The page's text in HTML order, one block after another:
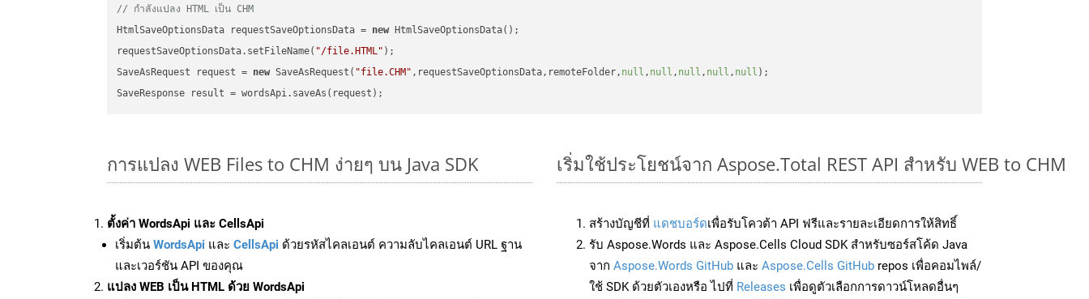
// กำลังแปลง HTML เป็น CHM
HtmlSaveOptionsData requestSaveOptionsData = new HtmlSaveOptionsData();
requestSaveOptionsData.setFileName( "/file.HTML" );
SaveAsRequest request = new SaveAsRequest( "file.CHM" ,requestSaveOptionsData,remoteFolder, null , null , null , null , null );
การแปลง WEB Files to CHM ง่ายๆ บน Java SDK
ตั้งค่า WordsApi และ CellsApi
เริ่มต้น WordsApi และ CellsApi ด้วยรหัสไคลเอนต์ ความลับไคลเอนต์ URL ฐาน
และเวอร์ชัน API ของคุณ
แปลง WEB เป็น HTML ด้วย WordsApi
เริ่มใช้ประโยชน์จาก Aspose.Total REST API สำหรับ WEB to CHM
สร้างบัญชีที่ แดชบอร์ดเพื่อรับโควต้า API ฟรีและรายละเอียดการให้สิทธิ์
รับ Aspose.Words และ Aspose.Cells Cloud SDK สำหรับซอร์สโค้ด Java
จาก Aspose.Words GitHub และ Aspose.Cells GitHub repos เพื่อคอมไพล์/
ใช้ SDK ด้วยตัวเองหรือ ไปที่ Releases เพื่อดูตัวเลือกการดาวน์โหลดอื่นๆ